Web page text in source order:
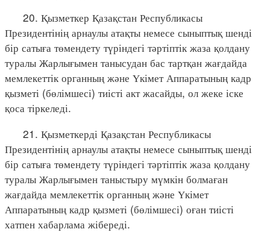
20. Қызметкер Қазақстан Республикасы
Президентінің арнаулы атақты немесе сыныптық шенді
бір сатыға төмендету түріндегі тәртіптік жаза қолдану
туралы Жарлығымен танысудан бас тартқан жағдайда
мемлекеттік органның және Үкімет Аппаратының кадр
қызметі (бөлімшесі) тиісті акт жасайды, ол жеке іске
қоса тіркеледі.
21. Қызметкерді Қазақстан Республикасы
Президентінің арнаулы атақты немесе сыныптық шенді
бір сатыға төмендету түріндегі тәртіптік жаза қолдану
туралы Жарлығымен таныстыру мүмкін болмаған
жағдайда мемлекеттік органның және Үкімет
Аппаратының кадр қызметі (бөлімшесі) оған тиісті
хатпен хабарлама жібереді.